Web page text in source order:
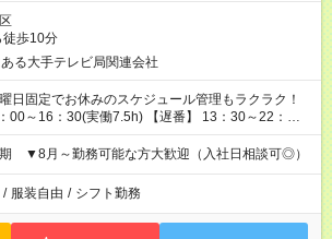
徒歩10分
ある大手テレビ局関連会社
日固定でお休みのスケジュール管理もラクラク！
00～16：30(実働7.5h) 【遅番】 13：30～22：
夜勤】 21：00～翌9：30(実働11.5h) ▼基本シフ
早番→早番→遅番→夜勤→休日→休日→休日 通常時
期 ▼8月～勤務可能な方大歓迎（入社日相談可◎）
/ 服装自由 / シフト勤務